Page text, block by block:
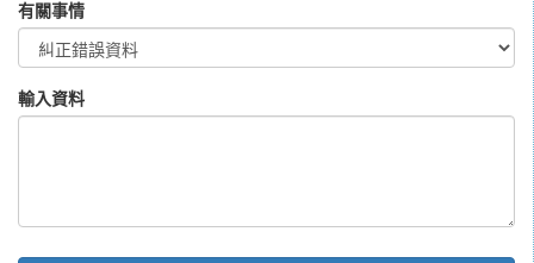
有關事情
輸入資料